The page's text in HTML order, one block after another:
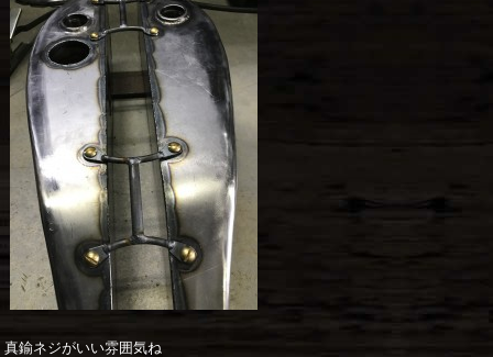
真鍮ネジがいい雰囲気ね